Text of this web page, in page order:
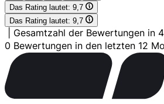
Das Rating lautet: 9,7
Das Rating lautet: 9,7
Gesamtzahl der Bewertungen in
0 Bewertungen in den letzten 12